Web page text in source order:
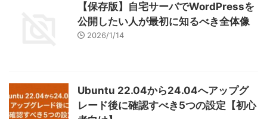
【保存版】自宅サーバでWordPressを
公開したい人が最初に知るべき全体像
2026/1/14
Ubuntu 22.04から24.04へアップグ
レード後に確認すべき5つの設定【初心